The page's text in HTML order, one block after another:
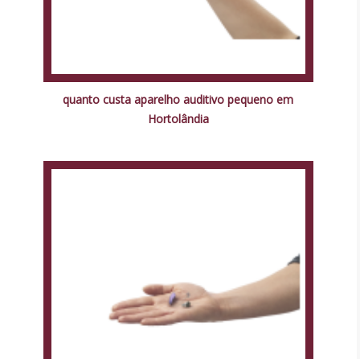
quanto custa aparelho auditivo pequeno em
Hortolândia